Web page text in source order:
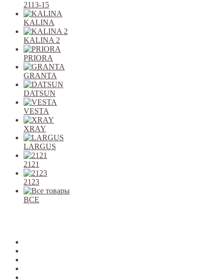
2113-15
KALINA
KALINA 2
PRIORA
GRANTA
DATSUN
VESTA
XRAY
LARGUS
2121
2123
ВСЕ